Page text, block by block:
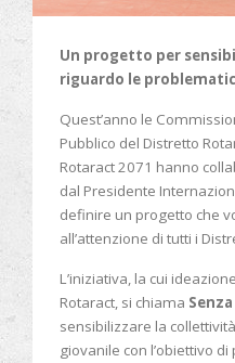
Un progetto per
riguardo le
Quest’anno le
Pubblico del Distretto
Rotaract 2071 hanno
dal Presidente
definire un progetto che
all’attenzione di tutti i
L’iniziativa, la cui
Rotaract, si chiama
sensibilizzare la
giovanile con l’obiettivo